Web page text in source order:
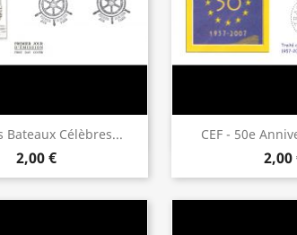
Bateaux Célèbres...
2,00 €
rapide CEF - 50e
2,00
